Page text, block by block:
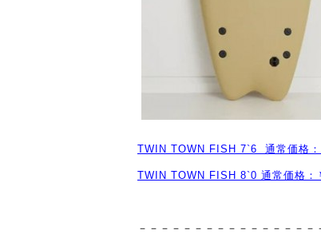
TWIN TOWN FISH 7`6 通常価格
TWIN TOWN FISH 8`0 通常価格
－－－－－－－－－－－－－－－